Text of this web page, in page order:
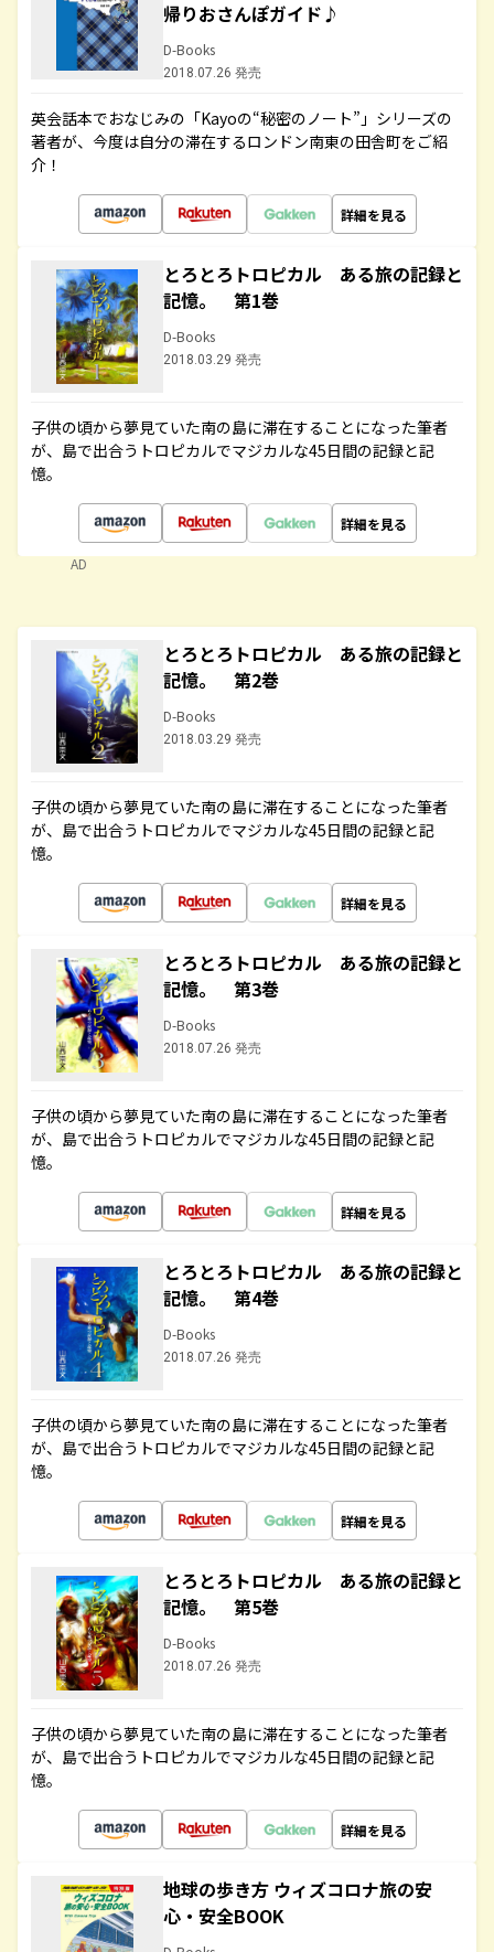
帰りおさんぽガイド♪
D-Books
2018.07.26 発売
英会話本でおなじみの「Kayoの“秘密のノート”」シリーズの
著者が、今度は自分の滞在するロンドン南東の田舎町をご紹
介！
詳細を見る
とろとろトロピカル ある旅の記録と
記憶。 第1巻
D-Books
2018.03.29 発売
子供の頃から夢見ていた南の島に滞在することになった筆者
が、島で出合うトロピカルでマジカルな45日間の記録と記
憶。
詳細を見る
AD
とろとろトロピカル ある旅の記録と
記憶。 第2巻
D-Books
2018.03.29 発売
子供の頃から夢見ていた南の島に滞在することになった筆者
が、島で出合うトロピカルでマジカルな45日間の記録と記
憶。
詳細を見る
とろとろトロピカル ある旅の記録と
記憶。 第3巻
D-Books
2018.07.26 発売
子供の頃から夢見ていた南の島に滞在することになった筆者
が、島で出合うトロピカルでマジカルな45日間の記録と記
憶。
詳細を見る
とろとろトロピカル ある旅の記録と
記憶。 第4巻
D-Books
2018.07.26 発売
子供の頃から夢見ていた南の島に滞在することになった筆者
が、島で出合うトロピカルでマジカルな45日間の記録と記
憶。
詳細を見る
とろとろトロピカル ある旅の記録と
記憶。 第5巻
D-Books
2018.07.26 発売
子供の頃から夢見ていた南の島に滞在することになった筆者
が、島で出合うトロピカルでマジカルな45日間の記録と記
憶。
詳細を見る
地球の歩き方 ウィズコロナ旅の安
心・安全BOOK